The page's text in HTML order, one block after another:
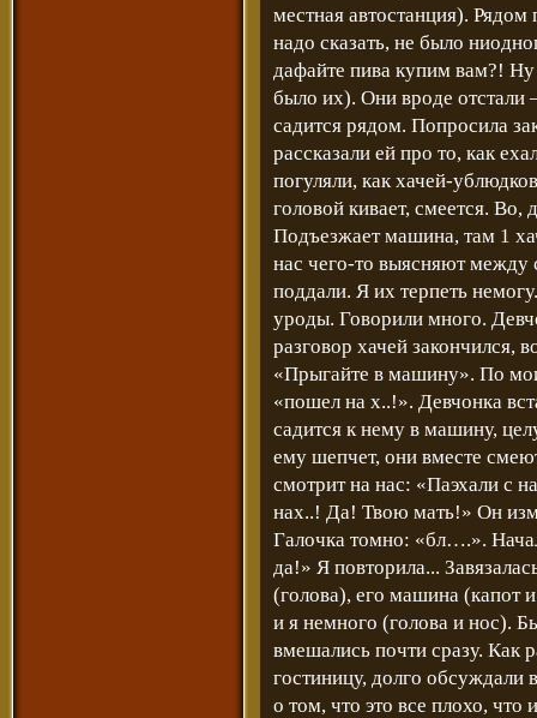
местная автостанция).
надо сказать, не было
дафайте пива купим вам?!
было их). Они вроде отстали
садится рядом. Попросила
рассказали ей про то, как
погуляли, как хачей-
головой кивает, смеется. Во,
Подъезжает машина, там 1
нас чего-то выясняют
поддали. Я их терпеть
уроды. Говорили много.
разговор хачей закончился,
«Прыгайте в машину». По
«пошел на х..!». Девчонка
садится к нему в машину,
ему шепчет, они вместе
смотрит на нас: «Паэхали с
нах..! Да! Твою мать!» Он
Галочка томно: «бл….».
да!» Я повторила...
(голова), его машина (капот
и я немного (голова и нос).
вмешались почти сразу. Как
гостиницу, долго обсуждали
о том, что это все плохо,